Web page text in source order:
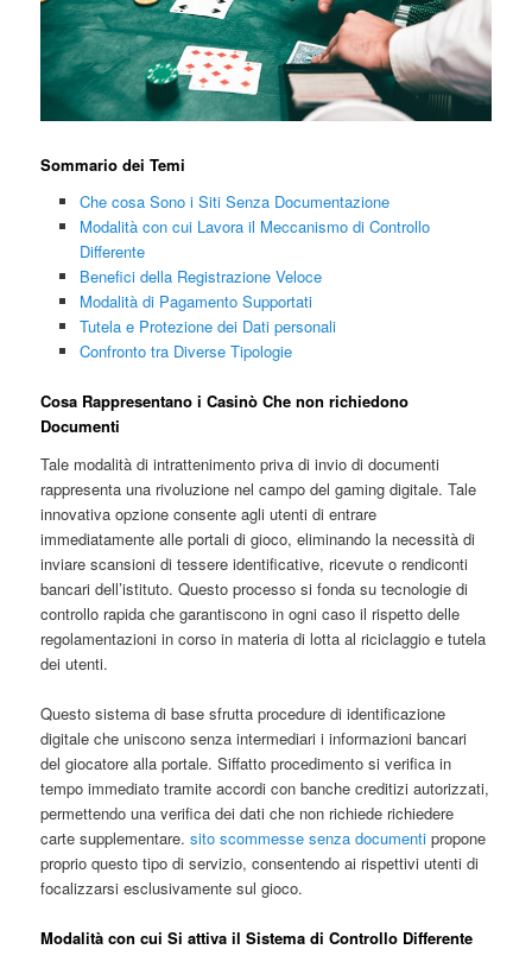
Sommario dei Temi
Che cosa Sono i Siti Senza Documentazione
Modalità con cui Lavora il Meccanismo di Controllo
Differente
Benefici della Registrazione Veloce
Modalità di Pagamento Supportati
Tutela e Protezione dei Dati personali
Confronto tra Diverse Tipologie
Cosa Rappresentano i Casinò Che non richiedono
Documenti
Tale modalità di intrattenimento priva di invio di documenti
rappresenta una rivoluzione nel campo del gaming digitale. Tale
innovativa opzione consente agli utenti di entrare
immediatamente alle portali di gioco, eliminando la necessità di
inviare scansioni di tessere identificative, ricevute o rendiconti
bancari dell’istituto. Questo processo si fonda su tecnologie di
controllo rapida che garantiscono in ogni caso il rispetto delle
regolamentazioni in corso in materia di lotta al riciclaggio e tutela
dei utenti.
Questo sistema di base sfrutta procedure di identificazione
digitale che uniscono senza intermediari i informazioni bancari
del giocatore alla portale. Siffatto procedimento si verifica in
tempo immediato tramite accordi con banche creditizi autorizzati,
permettendo una verifica dei dati che non richiede richiedere
carte supplementare.sito scommesse senza documenti propone
proprio questo tipo di servizio, consentendo ai rispettivi utenti di
focalizzarsi esclusivamente sul gioco.
Modalità con cui Si attiva il Sistema di Controllo Differente